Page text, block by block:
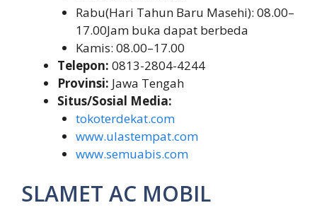
Rabu(Hari Tahun Baru Masehi): 08.00–
17.00Jam buka dapat berbeda
Kamis: 08.00–17.00
Telepon: 0813-2804-4244
Provinsi: Jawa Tengah
Situs/Sosial Media:
tokoterdekat.com
www.ulastempat.com
www.semuabis.com
SLAMET AC MOBIL